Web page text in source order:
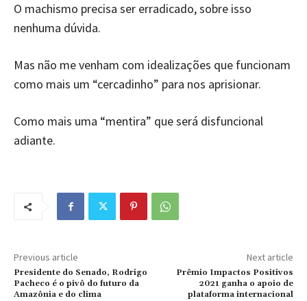
O machismo precisa ser erradicado, sobre isso
nenhuma dúvida.
Mas não me venham com idealizações que funcionam
como mais um “cercadinho” para nos aprisionar.
Como mais uma “mentira” que será disfuncional
adiante.
Previous article
Presidente do Senado, Rodrigo
Pacheco é o pivô do futuro da
Amazônia e do clima
Next article
Prêmio Impactos Positivos
2021 ganha o apoio de
plataforma internacional